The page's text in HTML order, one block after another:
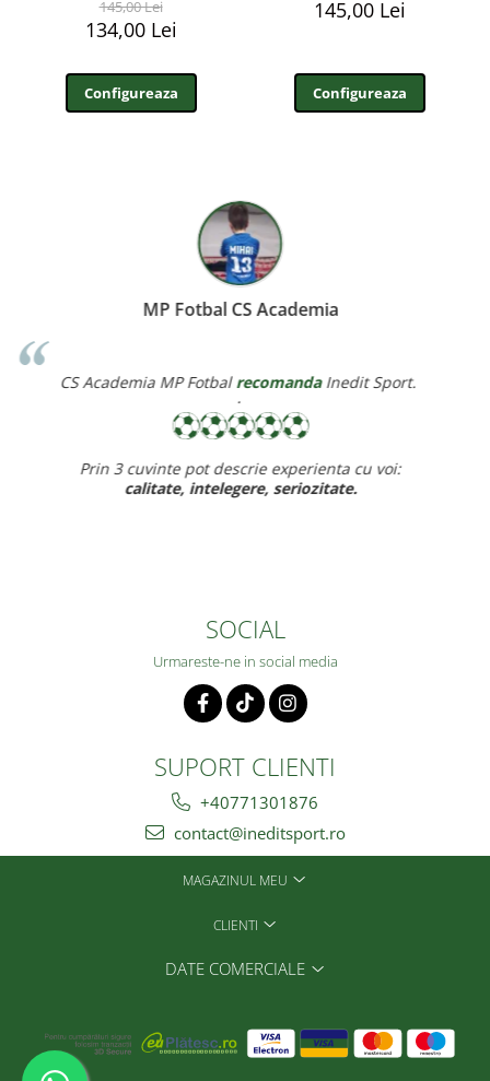
145,00 Lei
134,00 Lei
Configureaza
145,00 Lei
Configureaza
Miereanu Corina
Corina Violeta Miereanrecomanda Inedit Sport.
Recomand cu drag inedit sport pt rapiditate, calitate si
ff bun,
SOCIAL
Urmareste-ne in social media
SUPORT CLIENTI
+40771301876
contact@ineditsport.ro
MAGAZINUL MEU
CLIENTI
DATE COMERCIALE